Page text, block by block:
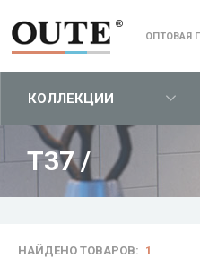
ОПТОВАЯ
КОЛЛЕКЦИИ
T37/
НАЙДЕНО ТОВАРОВ: 1